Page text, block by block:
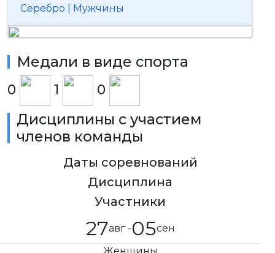
Серебро | Мyжчины
Медали в виде спорта
0 1 0
Дисциплины с участием
членов команды
Даты соревнований
Дисциплина
Участники
27авг -05сен